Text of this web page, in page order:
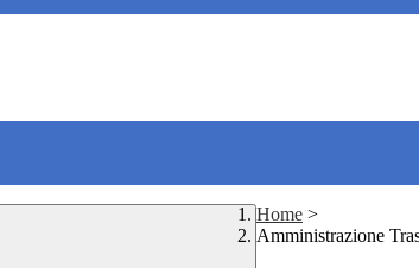
Home >
Amministrazione